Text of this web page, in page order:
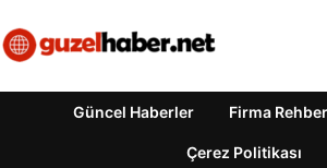
Güncel Haberler Firma
Çerez Politikası